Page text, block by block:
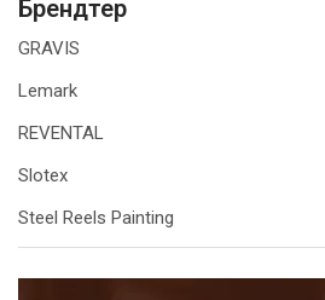
Брендтер
GRAVIS
Lemark
REVENTAL
Slotex
Steel Reels Painting